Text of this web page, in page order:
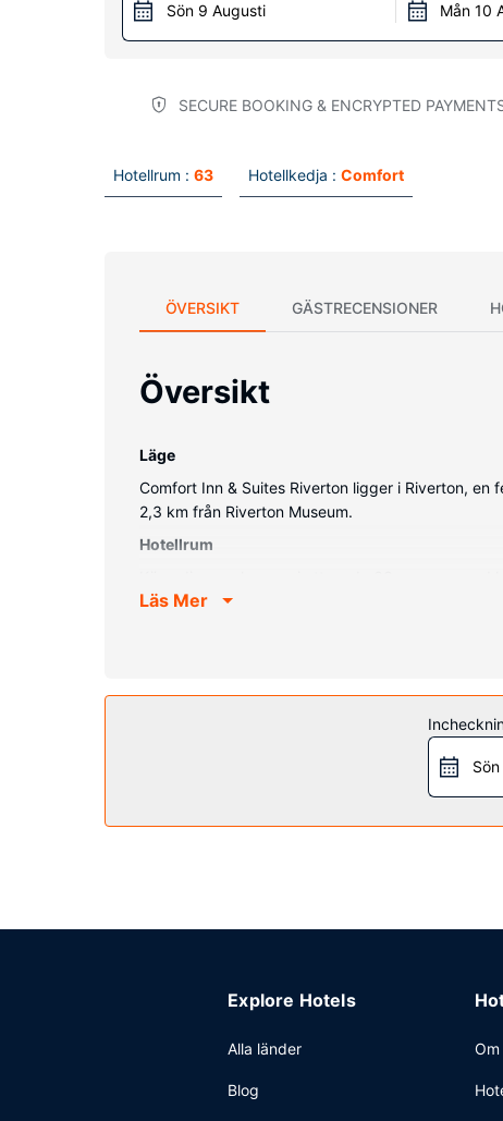
Sön 9 Augusti Mån 10
SECURE BOOKING & ENCRYPTED
Hotellrum : 63 Hotellkedja : Comfort
ÖVERSIKT GÄSTRECENSIONER
Översikt
Läge
Comfort Inn & Suites Riverton ligger i Riverton,
2,3 km från Riverton Museum.
Hotellrum
en platt-tv med kabelkanaler. Badrum med
Läs Mer
Explore Hotels
Alla länder
Blog
Om